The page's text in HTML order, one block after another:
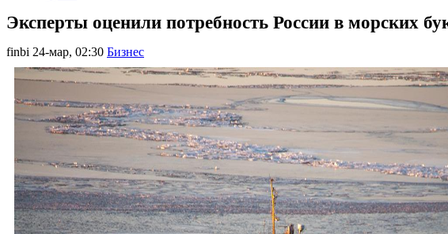
Эксперты оценили потребность России в морских
finbi 24-мар, 02:30 Бизнес